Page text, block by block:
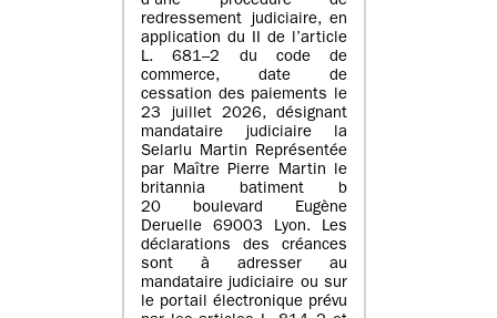
redressement judiciaire, en
application du II de l’article
L. 681–2 du code de
commerce, date de
cessation des paiements le
23 juillet 2026, désignant
mandataire judiciaire la
Selarlu Martin Représentée
par Maître Pierre Martin le
britannia batiment b
20 boulevard Eugène
Deruelle 69003 Lyon. Les
déclarations des créances
sont à adresser au
mandataire judiciaire ou sur
le portail électronique prévu